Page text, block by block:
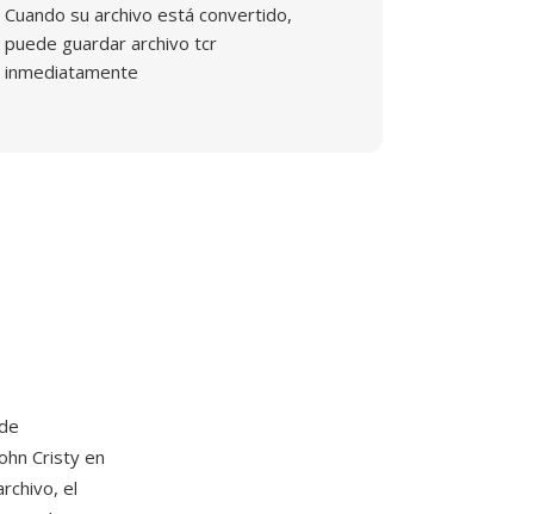
Cuando su archivo está convertido,
puede guardar archivo tcr
inmediatamente
Cristy en
el